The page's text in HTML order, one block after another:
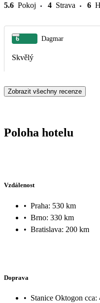
5.6 Pokoj 4 Strava 6
6 Dagmar
Skvělý
Zobrazit všechny recenze
Poloha hotelu
Vzdálenost
• Praha: 530 km
• Brno: 330 km
• Bratislava: 200 km
Doprava
• Stanice Oktogon